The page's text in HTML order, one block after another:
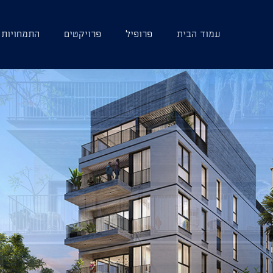
עמוד הבית פרופיל פרויקטים התמחויות